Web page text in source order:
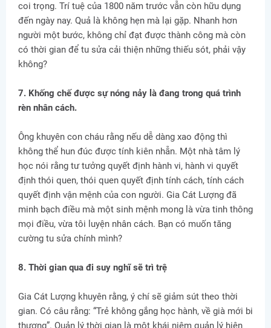
coi trọng. Trí tuệ của 1800 năm trước vẫn còn hữu dụng
đến ngày nay. Quả là không hẹn mà lại gặp. Nhanh hơn
người một bước, không chỉ đạt được thành công mà còn
có thời gian để tu sửa cải thiện những thiếu sót, phải vậy
không?
7. Khống chế được sự nóng nảy là đang trong quá trình
rèn nhân cách.
Ông khuyên con cháu rằng nếu dễ dàng xao động thì
không thể hun đúc được tính kiên nhẫn. Một nhà tâm lý
học nói rằng tư tưởng quyết định hành vi, hành vi quyết
định thói quen, thói quen quyết định tính cách, tính cách
quyết định vận mệnh của con người. Gia Cát Lượng đã
minh bạch điều mà một sinh mệnh mong là vừa tinh thông
mọi điều, vừa tôi luyện nhân cách. Bạn có muốn tăng
cường tu sửa chính mình?
8. Thời gian qua đi suy nghĩ sẽ trì trệ
Gia Cát Lượng khuyên rằng, ý chí sẽ giảm sút theo thời
gian. Có câu rằng: “Trẻ không gắng học hành, về già mới bi
thương”. Quản lý thời gian là một khái niệm quản lý hiện